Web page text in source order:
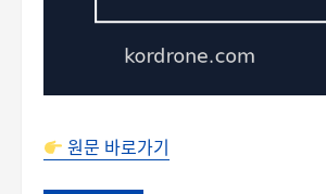
원문 바로가기